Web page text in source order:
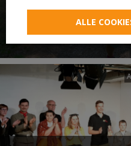
Neuer
Laudato si’
ALLE